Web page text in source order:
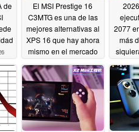
de
El MSI Prestige 16
C3MTG es una de las
mejores alternativas al
XPS 16 que hay ahora
mismo en el mercado
05/09/2026
2077
más